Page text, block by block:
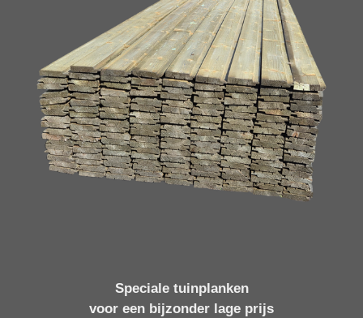
Speciale tuinplanken
voor een bijzonder lage prijs